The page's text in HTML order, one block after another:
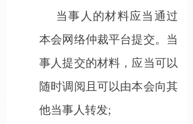
当事人的材料应当通过
本会网络仲裁平台提交。当
事人提交的材料，应当可以
随时调阅且可以由本会向其
他当事人转发;